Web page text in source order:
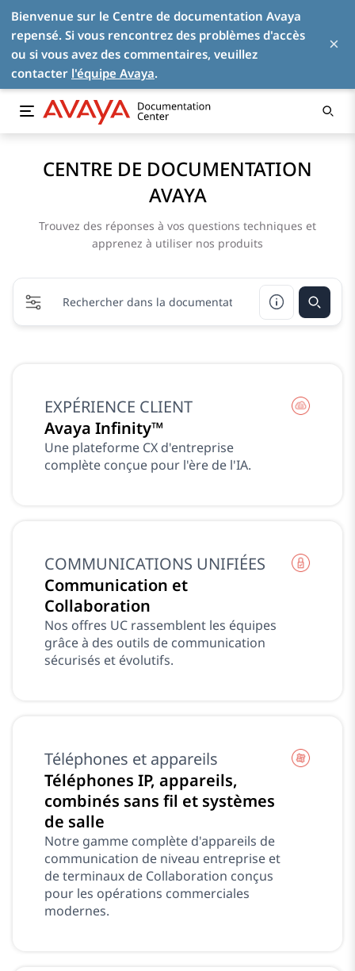
CENTRE DE DOCUMENTATION
AVAYA
Trouvez des réponses à vos questions techniques et
apprenez à utiliser nos produits
EXPÉRIENCE CLIENT
Avaya Infinity™
Une plateforme CX d'entreprise
complète conçue pour l'ère de l'IA.
COMMUNICATIONS UNIFIÉES
Communication et
Collaboration
Nos offres UC rassemblent les équipes
grâce à des outils de communication
sécurisés et évolutifs.
Téléphones et appareils
Téléphones IP, appareils,
combinés sans fil et systèmes
de salle
Notre gamme complète d'appareils de
communication de niveau entreprise et
de terminaux de Collaboration conçus
pour les opérations commerciales
modernes.
Bienvenue sur le Centre de documentation Avaya
repensé. Si vous rencontrez des problèmes d'accès
ou si vous avez des commentaires, veuillez
contacter l'équipe Avaya.
×